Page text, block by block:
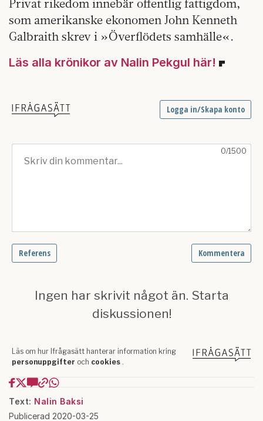
Privat rikedom innebär offentlig fattigdom,
som amerikanske ekonomen John Kenneth
Galbraith skrev i »Överflödets samhälle«.
Läs alla krönikor av Nalin Pekgul här!
Text: Nalin Baksi
Publicerad 2020-03-25